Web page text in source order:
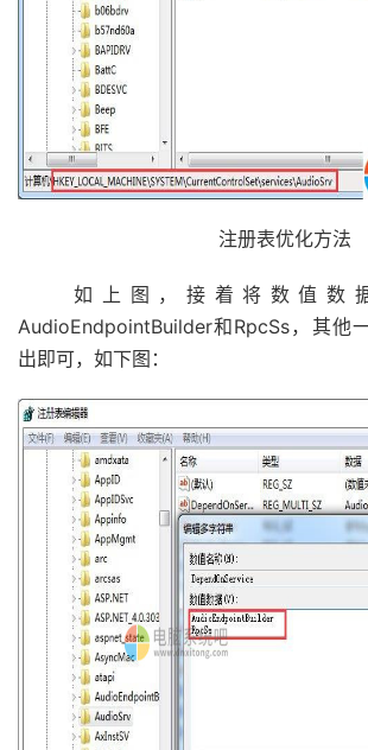
注册表优化方法
如上图，接着将数值数
AudioEndpointBuilder和RpcSs，其他
出即可，如下图：